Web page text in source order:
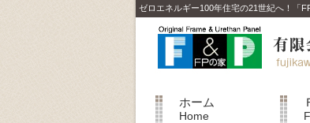
ゼロエネルギー100年住宅の21世紀へ！「
ホーム
Home